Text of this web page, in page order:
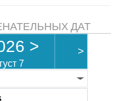
ДАТ
>
7
>